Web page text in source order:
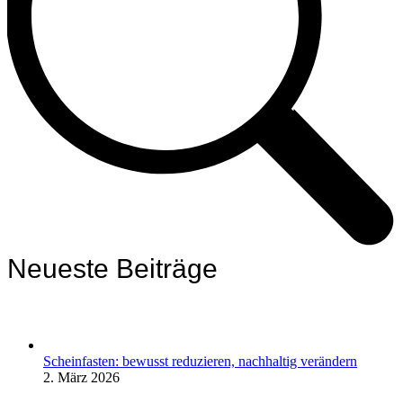
Neueste Beiträge
Scheinfasten: bewusst reduzieren, nachhaltig verändern
2. März 2026